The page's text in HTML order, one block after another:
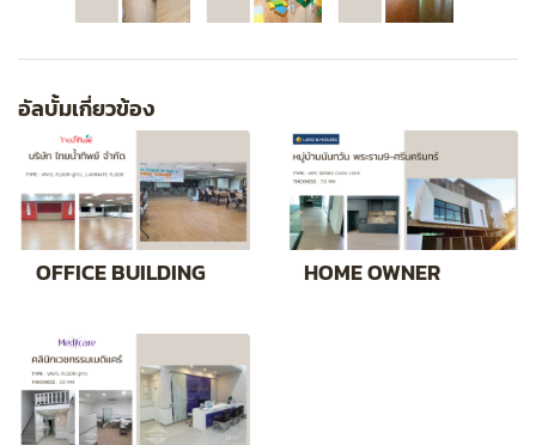
อัลบั้มเกี่ยวข้อง
OFFICE BUILDING HOME OWNER